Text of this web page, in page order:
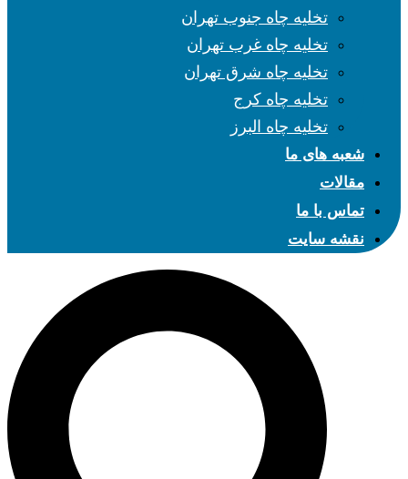
تخلیه چاه جنوب تهران
تخلیه چاه غرب تهران
تخلیه چاه شرق تهران
تخلیه چاه کرج
تخلیه چاه البرز
شعبه های ما
مقالات
تماس با ما
نقشه سایت